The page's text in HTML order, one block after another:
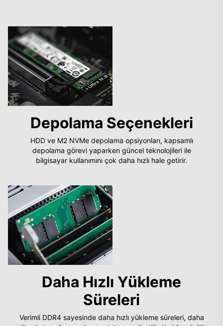
Depolama Seçenekleri
HDD ve M2 NVMe depolama opsiyonları, kapsamlı
depolama görevi yaparken güncel teknolojileri ile
bilgisayar kullanımını çok daha hızlı hale getirir.
Daha Hızlı Yükleme
Süreleri
Verimli DDR4 sayesinde daha hızlı yükleme süreleri, daha